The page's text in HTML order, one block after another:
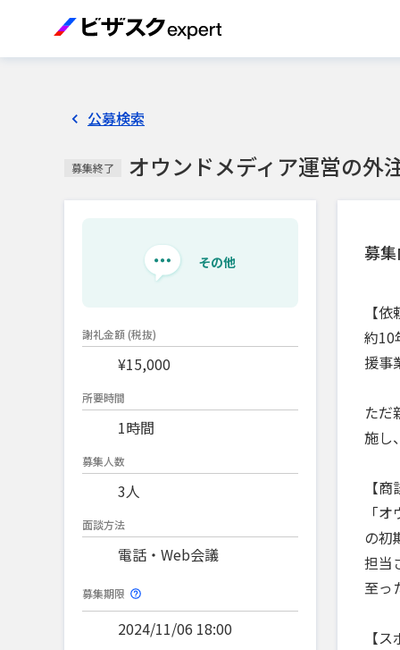
公募検索
募集終了 オウンドメディア運営の外
その他
謝礼金額(税抜)
¥15,000
所要時間
1時間
募集人数
3人
面談方法
電話・Web会議
募集期限
2024/11/06 18:00
募
【
約10
援事
ただ
施し
【
「
の初
担当
至っ
【